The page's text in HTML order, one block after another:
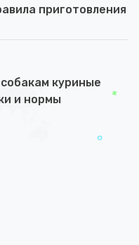
приготовления
куриные
и нормы